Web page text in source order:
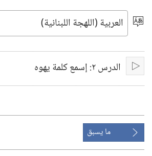
اختر
الدرس ٢:‏ إسمع كلمة يهوه
ما يسبق